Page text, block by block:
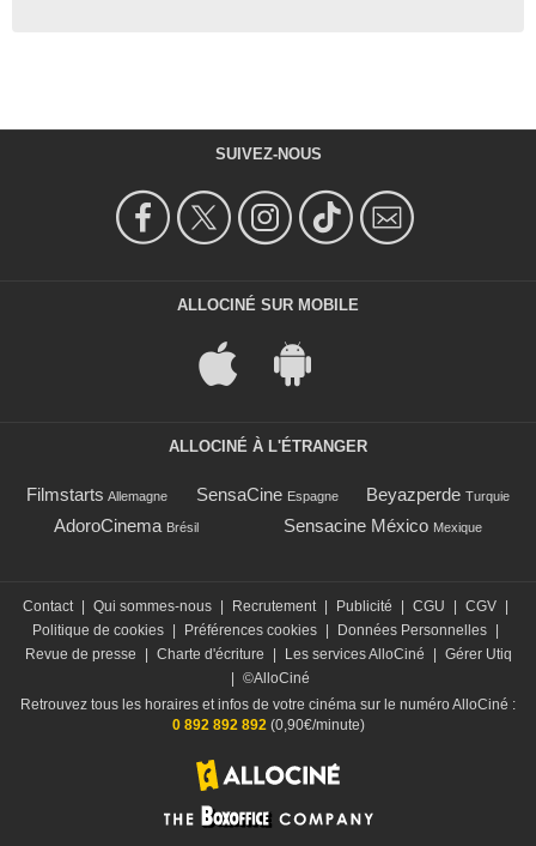
SUIVEZ-NOUS
ALLOCINÉ SUR MOBILE
ALLOCINÉ À L'ÉTRANGER
Filmstarts Allemagne SensaCine Espagne Beyazperde Turquie
AdoroCinema Brésil Sensacine México Mexique
Contact Qui sommes-nous Recrutement Publicité CGU CGV
Politique de cookies
Préférences cookies Données Personnelles
Revue de presse
Charte d'écriture Les services AlloCiné
Gérer Utiq
©AlloCiné
Retrouvez tous les horaires et infos de votre cinéma sur le numéro AlloCiné :
0 892 892 892(0,90€/minute)